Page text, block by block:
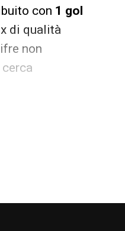
con 1 gol
di qualità
non